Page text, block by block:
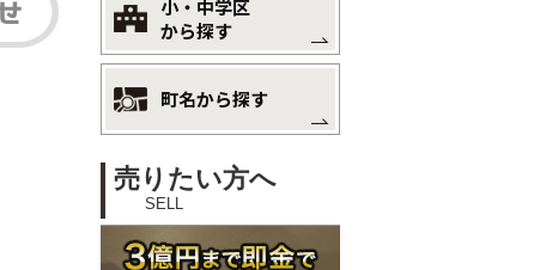
小・中学区
から探す
町名から探す
売りたい方へ
SELL